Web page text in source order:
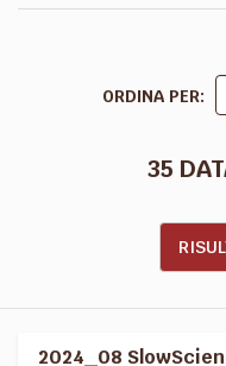
ORDINA PER
35
2024_08